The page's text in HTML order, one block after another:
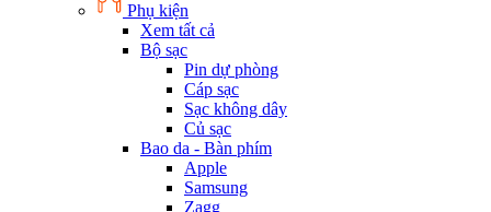
Phụ kiện
Xem tất cả
Bộ sạc
Pin dự phòng
Cáp sạc
Sạc không dây
Củ sạc
Bao da - Bàn phím
Apple
Samsung
Zagg